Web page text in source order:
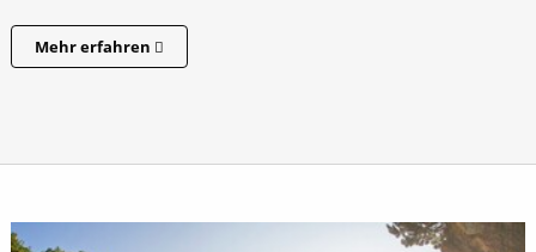
Mehr erfahren